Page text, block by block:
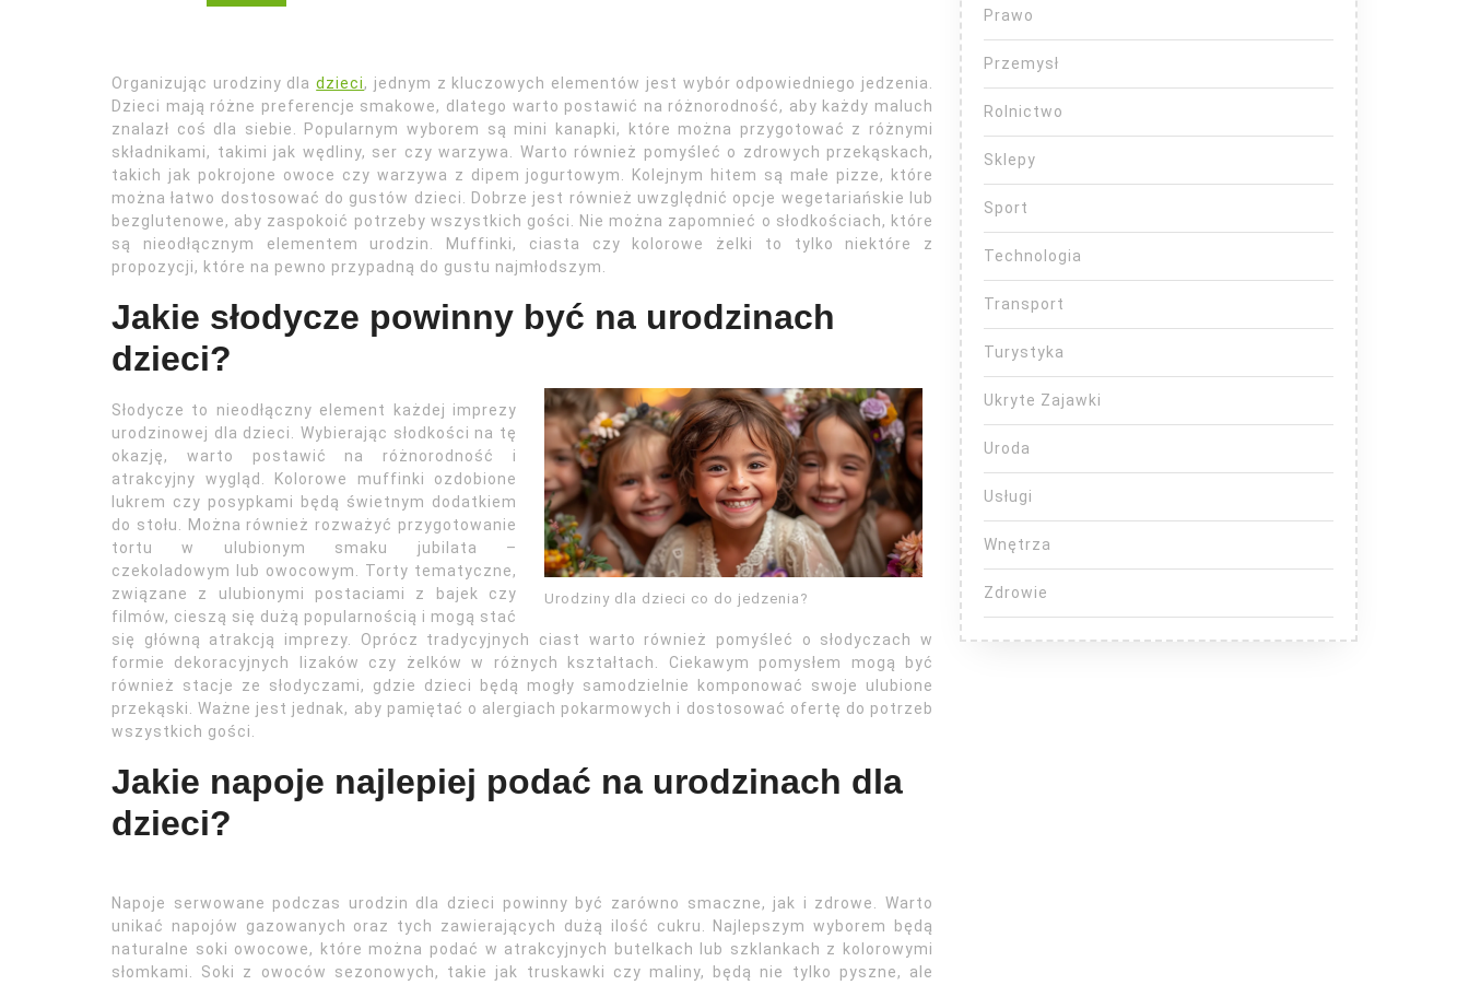
Organizując urodziny dladzieci, jednym z kluczowych elementów jest wybór odpowiedniego jedzenia.
Dzieci mają różne preferencje smakowe, dlatego warto postawić na różnorodność, aby każdy maluch
znalazł coś dla siebie. Popularnym wyborem są mini kanapki, które można przygotować z różnymi
składnikami, takimi jak wędliny, ser czy warzywa. Warto również pomyśleć o zdrowych przekąskach,
takich jak pokrojone owoce czy warzywa z dipem jogurtowym. Kolejnym hitem są małe pizze, które
można łatwo dostosować do gustów dzieci. Dobrze jest również uwzględnić opcje wegetariańskie lub
bezglutenowe, aby zaspokoić potrzeby wszystkich gości. Nie można zapomnieć o słodkościach, które
są nieodłącznym elementem urodzin. Muffinki, ciasta czy kolorowe żelki to tylko niektóre z
propozycji, które na pewno przypadną do gustu najmłodszym.
Jakie słodycze powinny być na urodzinach
dzieci?
Urodziny dla dzieci co do jedzenia?
Słodycze to nieodłączny element każdej imprezy
urodzinowej dla dzieci. Wybierając słodkości na tę
okazję, warto postawić na różnorodność i
atrakcyjny wygląd. Kolorowe muffinki ozdobione
lukrem czy posypkami będą świetnym dodatkiem
do stołu. Można również rozważyć przygotowanie
tortu w ulubionym smaku jubilata –
czekoladowym lub owocowym. Torty tematyczne,
związane z ulubionymi postaciami z bajek czy
filmów, cieszą się dużą popularnością i mogą stać
się główną atrakcją imprezy. Oprócz tradycyjnych ciast warto również pomyśleć o słodyczach w
formie dekoracyjnych lizaków czy żelków w różnych kształtach. Ciekawym pomysłem mogą być
również stacje ze słodyczami, gdzie dzieci będą mogły samodzielnie komponować swoje ulubione
przekąski. Ważne jest jednak, aby pamiętać o alergiach pokarmowych i dostosować ofertę do potrzeb
wszystkich gości.
Jakie napoje najlepiej podać na urodzinach dla
dzieci?
Napoje serwowane podczas urodzin dla dzieci powinny być zarówno smaczne, jak i zdrowe. Warto
unikać napojów gazowanych oraz tych zawierających dużą ilość cukru. Najlepszym wyborem będą
naturalne soki owocowe, które można podać w atrakcyjnych butelkach lub szklankach z kolorowymi
słomkami. Soki z owoców sezonowych, takie jak truskawki czy maliny, będą nie tylko pyszne, ale
Prawo
Przemysł
Rolnictwo
Sklepy
Sport
Technologia
Transport
Turystyka
Ukryte Zajawki
Uroda
Usługi
Wnętrza
Zdrowie